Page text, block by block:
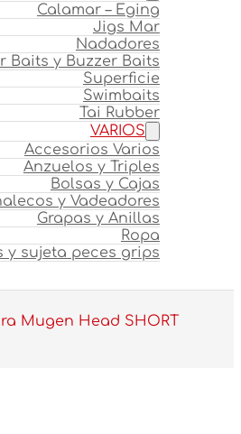
Calamar – Eging
Jigs Mar
Nadadores
Baits y Buzzer Baits
Superficie
Swimbaits
Tai Rubber
VARIOS
Accesorios Varios
Anzuelos y Triples
Bolsas y Cajas
y Vadeadores
Grapas y Anillas
Ropa
y sujeta peces grips
Mugen Head SHORT